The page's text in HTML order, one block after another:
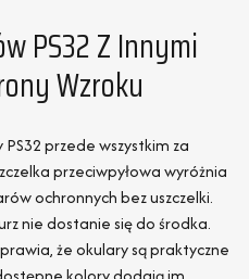
PS32 Z Innymi
Wzroku
przede wszystkim za
przeciwpyłowa wyróżnia
ochronnych bez uszczelki.
nie dostanie się do środka.
że okulary są praktyczne